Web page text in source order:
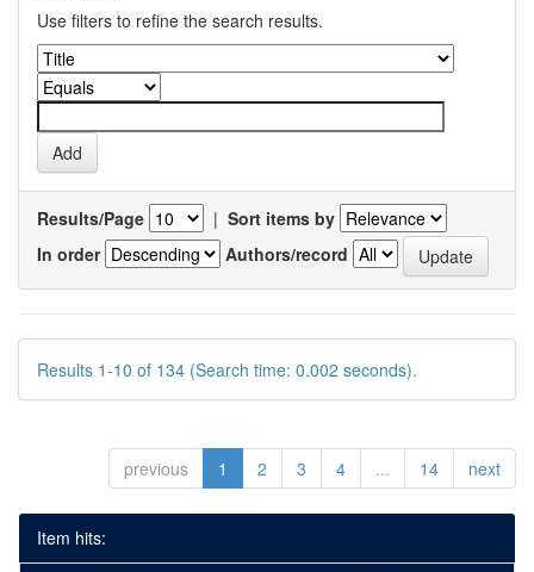
Use filters to refine the search results.
Results/Page | Sort items by
In order
Authors/record
Results 1-10 of 134 (Search time: 0.002 seconds).
previous 1 2 3 4 ... 14 next
Item hits: